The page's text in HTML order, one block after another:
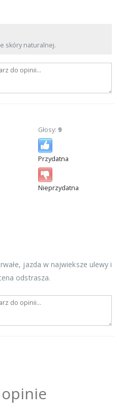
skóry naturalnej.
Głosy: 9
Przydatna
Nieprzydatna
jazda w najwieksze ulewy i
odstrasza.
opinie